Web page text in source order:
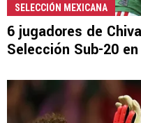
SELECCIÓN MEXICANA
6 jugadores de
Selección Sub-20